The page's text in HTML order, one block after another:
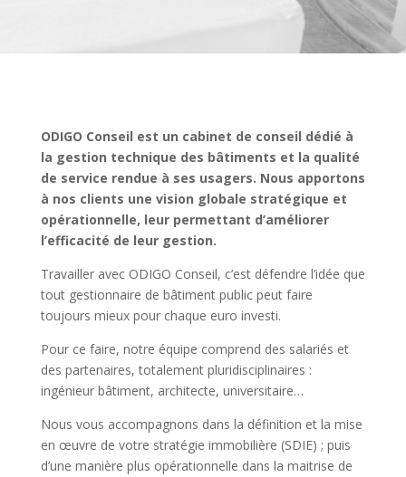
ODIGO Conseil est un cabinet de conseil dédié à
la gestion technique des bâtiments et la qualité
de service rendue à ses usagers. Nous apportons
à nos clients une vision globale stratégique et
opérationnelle, leur permettant d’améliorer
l’efficacité de leur gestion.
Travailler avec ODIGO Conseil, c’est défendre l’idée que
tout gestionnaire de bâtiment public peut faire
toujours mieux pour chaque euro investi.
Pour ce faire, notre équipe comprend des salariés et
des partenaires, totalement pluridisciplinaires :
ingénieur bâtiment, architecte, universitaire…
Nous vous accompagnons dans la définition et la mise
en œuvre de votre stratégie immobilière (SDIE) ; puis
d’une manière plus opérationnelle dans la maitrise de